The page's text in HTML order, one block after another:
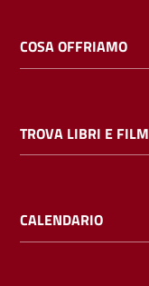
COSA OFFRIAMO
TROVA LIBRI E FILM
CALENDARIO